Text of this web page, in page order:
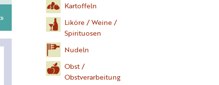
Kartoffeln
Liköre / Weine /
Spirituosen
Nudeln
Obst /
Obstverarbeitung